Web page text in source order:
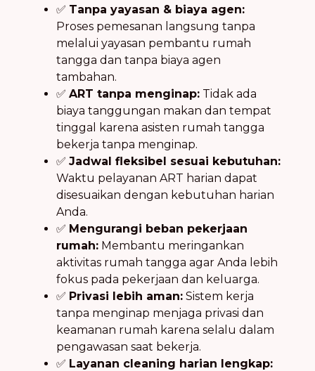
✅ Tanpa yayasan & biaya agen:
Proses pemesanan langsung tanpa
melalui yayasan pembantu rumah
tangga dan tanpa biaya agen
tambahan.
✅ ART tanpa menginap: Tidak ada
biaya tanggungan makan dan tempat
tinggal karena asisten rumah tangga
bekerja tanpa menginap.
✅ Jadwal fleksibel sesuai kebutuhan:
Waktu pelayanan ART harian dapat
disesuaikan dengan kebutuhan harian
Anda.
✅ Mengurangi beban pekerjaan
rumah: Membantu meringankan
aktivitas rumah tangga agar Anda lebih
fokus pada pekerjaan dan keluarga.
✅ Privasi lebih aman: Sistem kerja
tanpa menginap menjaga privasi dan
keamanan rumah karena selalu dalam
pengawasan saat bekerja.
✅ Layanan cleaning harian lengkap: